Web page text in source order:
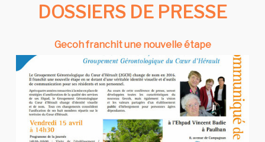
DOSSIERS DE PRESSE
Gecoh franchit une nouvelle étape